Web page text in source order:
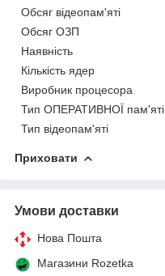
Обсяг відеопам'яті
Обсяг ОЗП
Наявність
Кількість ядер
Виробник процесора
Тип ОПЕРАТИВНОЇ пам'яті
Тип відеопам'яті
Приховати
Умови доставки
Нова Пошта
Магазини Rozetka